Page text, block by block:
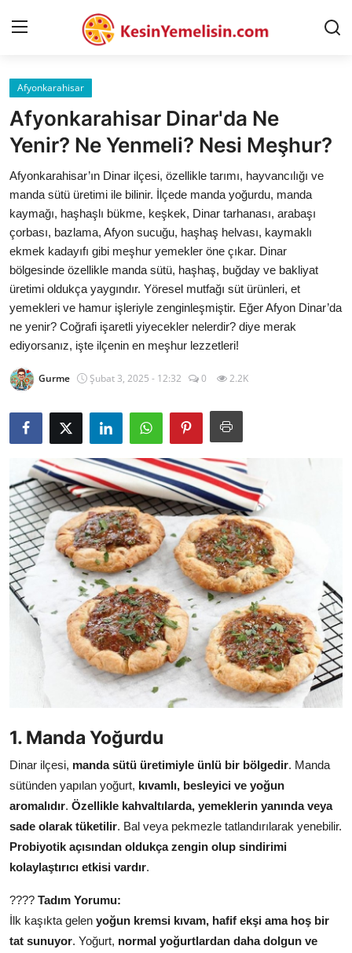
AnaSayfa
Gizlilik Sözleşmesi
Rüya Tabirleri
Diyet & Sağlıklı Beslenme
İletişim
Şehirler
Helal Gıda & Dini Hükümler
Gıda Güvenliği & Bilimi
Kalori & Diyet Rehberi
Mutfak Püf Noktaları & İpuçları
Mekan & Lezzet Rotaları
Temel Gıda ve Ürün Rehberleri
İçecek Kültürü & Barista
Yöresel Tarifler & Ev Yemekleri
Gıda Güvenliği & Sağlık
İçecek Kültürü & Rehberleri
Popüler Kültür & Mutfak Tarihi
Mutfak Temizliği & Pratik Bilgiler
Mutfak Sırları & Teknikler
Gıda Sözlüğü & Nedir?
Yemek Tarifleri & Menüler
Afyonkarahisar
Afyonkarahisar Dinar'da Ne
Yenir? Ne Yenmeli? Nesi Meşhur?
Afyonkarahisar’ın Dinar ilçesi, özellikle tarımı, hayvancılığı ve
manda sütü üretimi ile bilinir. İlçede manda yoğurdu, manda
kaymağı, haşhaşlı bükme, keşkek, Dinar tarhanası, arabaşı
çorbası, bazlama, Afyon sucuğu, haşhaş helvası, kaymaklı
ekmek kadayıfı gibi meşhur yemekler öne çıkar. Dinar
bölgesinde özellikle manda sütü, haşhaş, buğday ve bakliyat
üretimi oldukça yaygındır. Yöresel mutfağı süt ürünleri, et
yemekleri ve hamur işleriyle zenginleşmiştir. Eğer Afyon Dinar’da
ne yenir? Coğrafi işaretli yiyecekler nelerdir? diye merak
ediyorsanız, işte ilçenin en meşhur lezzetleri!
Gurme Şubat 3, 2025 - 12:32 0 2.2K
1. Manda Yoğurdu
Dinar ilçesi, manda sütü üretimiyle ünlü bir bölgedir. Manda
sütünden yapılan yoğurt, kıvamlı, besleyici ve yoğun
aromalıdır. Özellikle kahvaltılarda, yemeklerin yanında veya
sade olarak tüketilir. Bal veya pekmezle tatlandırılarak yenebilir.
Probiyotik açısından oldukça zengin olup sindirimi
kolaylaştırıcı etkisi vardır.
???? Tadım Yorumu:
İlk kaşıkta gelen yoğun kremsi kıvam, hafif ekşi ama hoş bir
tat sunuyor. Yoğurt, normal yoğurtlardan daha dolgun ve